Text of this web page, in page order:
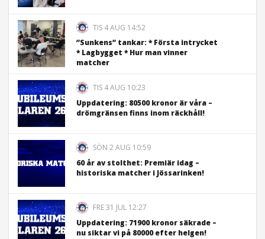
TIS 4 AUG 14:52
”Sunkens” tankar: * Första intrycket
* Lagbygget * Hur man vinner
matcher
TIS 4 AUG 10:23
Uppdatering: 80500 kronor är våra –
drömgränsen finns inom räckhåll!
SÖN 2 AUG 10:59
60 år av stolthet: Premiär idag –
historiska matcher i Jössarinken!
FRE 31 JUL 12:27
Uppdatering: 71900 kronor säkrade –
nu siktar vi på 80000 efter helgen!